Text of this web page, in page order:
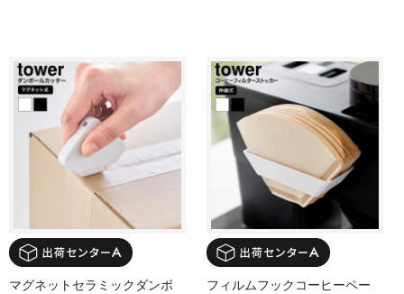
マグネットセラミックダンボ
フィルムフックコーヒーペー